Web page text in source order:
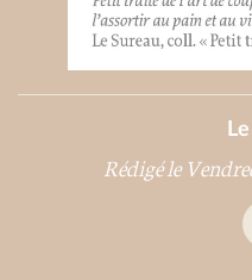
Rédigé le